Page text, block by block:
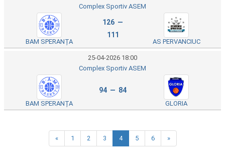
Complex Sportiv ASEM
BAM SPERANȚA
126 —
111
AS PERVANCIUC
25-04-2026 18:00
Complex Sportiv ASEM
BAM SPERANȚA
94 — 84
GLORIA
« 1 2 3 4 5 6 »